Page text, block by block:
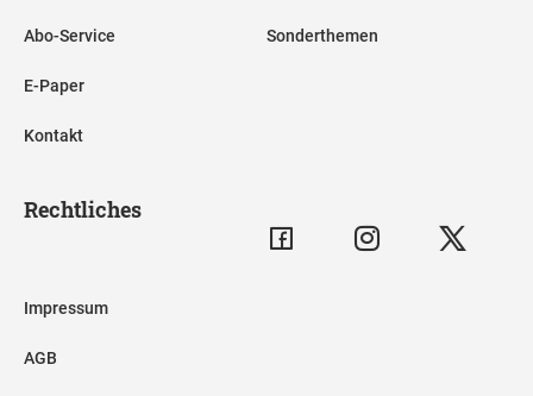
Abo-Service
E-Paper
Kontakt
Sonderthemen
Rechtliches
Impressum
AGB